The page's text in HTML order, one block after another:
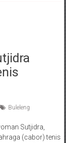
Buleleng
Sutjidra,
(cabor) tenis